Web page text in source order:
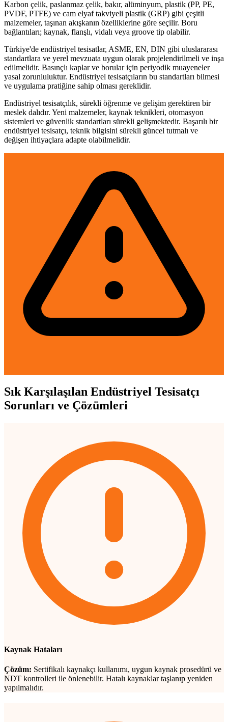
Karbon çelik, paslanmaz çelik, bakır, alüminyum, plastik (PP, PE,
PVDF, PTFE) ve cam elyaf takviyeli plastik (GRP) gibi çeşitli
malzemeler, taşınan akışkanın özelliklerine göre seçilir. Boru
bağlantıları; kaynak, flanşlı, vidalı veya groove tip olabilir.
Türkiye'de endüstriyel tesisatlar, ASME, EN, DIN gibi uluslararası
standartlara ve yerel mevzuata uygun olarak projelendirilmeli ve inşa
edilmelidir. Basınçlı kaplar ve borular için periyodik muayeneler
yasal zorunluluktur. Endüstriyel tesisatçıların bu standartları bilmesi
ve uygulama pratiğine sahip olması gereklidir.
Endüstriyel tesisatçılık, sürekli öğrenme ve gelişim gerektiren bir
meslek dalıdır. Yeni malzemeler, kaynak teknikleri, otomasyon
sistemleri ve güvenlik standartları sürekli gelişmektedir. Başarılı bir
endüstriyel tesisatçı, teknik bilgisini sürekli güncel tutmalı ve
değişen ihtiyaçlara adapte olabilmelidir.
Sık Karşılaşılan Endüstriyel Tesisatçı
Sorunları ve Çözümleri
Kaynak Hataları
Çözüm: Sertifikalı kaynakçı kullanımı, uygun kaynak prosedürü ve
NDT kontrolleri ile önlenebilir. Hatalı kaynaklar taşlanıp yeniden
yapılmalıdır.